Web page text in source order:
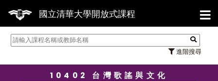
國立清華大學開放式課程
進階搜尋
【7/
10402 台灣歌謠與文化